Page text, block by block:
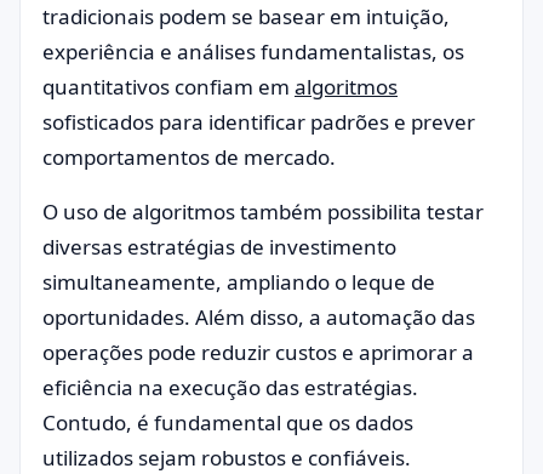
tradicionais podem se basear em intuição,
experiência e análises fundamentalistas, os
quantitativos confiam em algoritmos
sofisticados para identificar padrões e prever
comportamentos de mercado.
O uso de algoritmos também possibilita testar
diversas estratégias de investimento
simultaneamente, ampliando o leque de
oportunidades. Além disso, a automação das
operações pode reduzir custos e aprimorar a
eficiência na execução das estratégias.
Contudo, é fundamental que os dados
utilizados sejam robustos e confiáveis.